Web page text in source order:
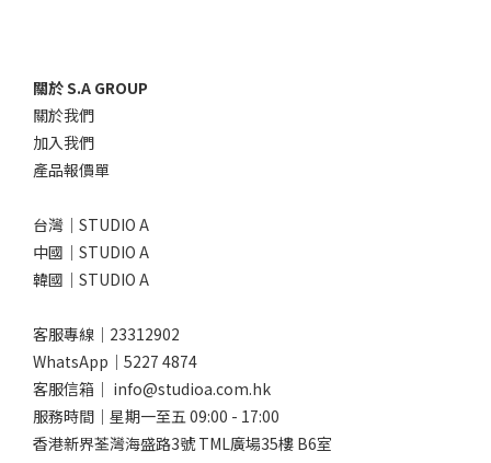
關於 S.A GROUP
關於我們
加入我們
產品報價單
台灣｜STUDIO A
中國｜STUDIO A
韓國｜STUDIO A
客服專線｜23312902
WhatsApp｜ 5227 4874
客服信箱｜ info@studioa.com.hk
服務時間｜星期一至五 09:00 - 17:00
香港新界荃灣海盛路3號 TML廣場35樓 B6室